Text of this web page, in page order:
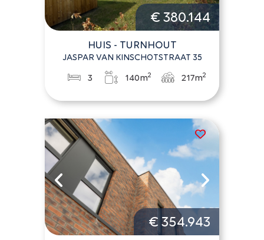
€ 380.144
HUIS - TURNHOUT
JASPAR VAN KINSCHOTSTRAAT 35
3 140m2 217m2
€ 354.943